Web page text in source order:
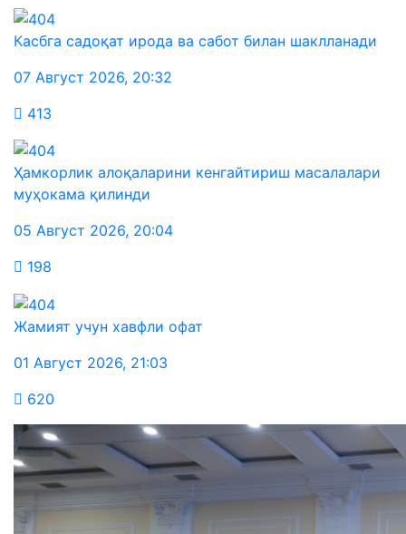
Касбга садоқат ирода ва сабот билан шаклланади
07 Август 2026, 20:32
413
Ҳамкорлик алоқаларини кенгайтириш масалалари
муҳокама қилинди
05 Август 2026, 20:04
198
Жамият учун хавфли офат
01 Август 2026, 21:03
620